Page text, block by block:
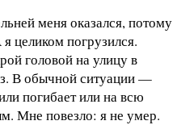
меня оказался, потому
целиком погрузился.
головой на улицу в
В обычной ситуации —
погибает или на всю
Мне повезло: я не умер.